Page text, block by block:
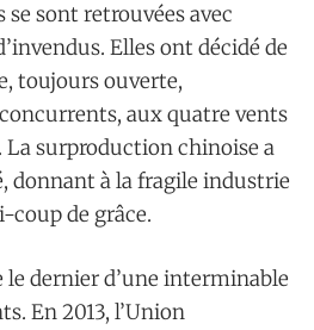
sont retrouvées avec
Elles ont décidé de
toujours ouverte,
aux quatre vents
surproduction chinoise a
donnant à la fragile industrie
coup de grâce.
le dernier d’une interminable
En 2013, l’Union